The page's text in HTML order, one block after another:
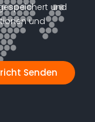
und
und
Senden